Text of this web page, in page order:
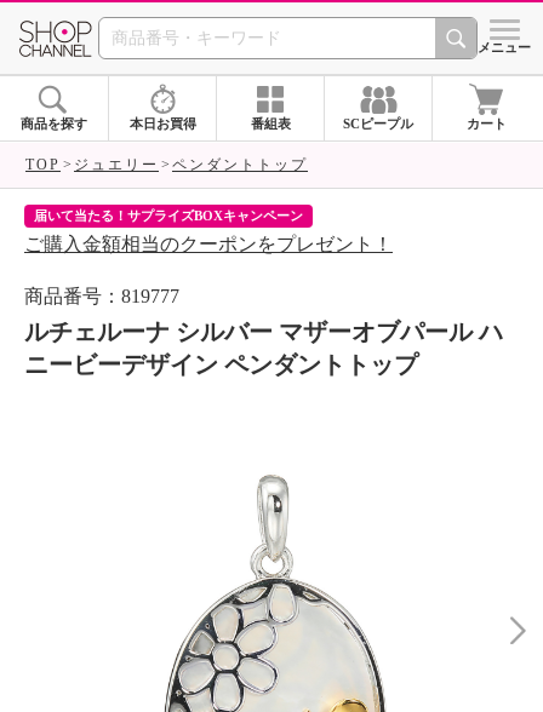
SHOP CHANNEL シメニュー
商品を探す 本日お買得 番組表 SCピープル カート
TOP ジュエリー ペンダントトップ
届いて当たる！サプライズBOXキャンペーン
ご購入金額相当のクーポンをプレゼント！
商品番号：819777
ルチェルーナ シルバー マザーオブパール ハ
ニービーデザイン ペンダントトップ